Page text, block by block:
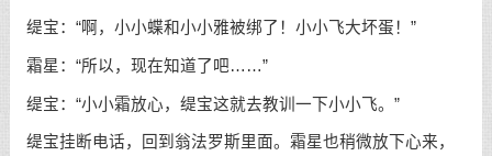
缇宝：“啊，小小蝶和小小雅被绑了！小小飞大坏蛋！”
霜星：“所以，现在知道了吧……”
缇宝：“小小霜放心，缇宝这就去教训一下小小飞。”
缇宝挂断电话，回到翁法罗斯里面。霜星也稍微放下心来，